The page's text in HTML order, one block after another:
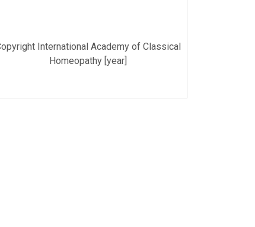
International Academy of Classical
Homeopathy [year]